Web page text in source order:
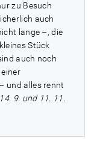
zu Besuch
auch
lange –, die
Stück
auch noch
und alles rennt
9. und 11. 11.